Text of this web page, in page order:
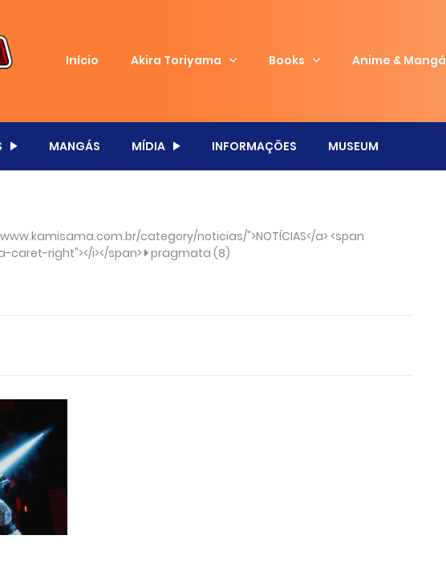
Início Akira Toriyama Books Anime & Mangá
MANGÁS MÍDIA INFORMAÇÕES MUSEUM
category/noticias/">NOTÍCIAS</a> <span
caret-right"></i></span> pragmata (8)